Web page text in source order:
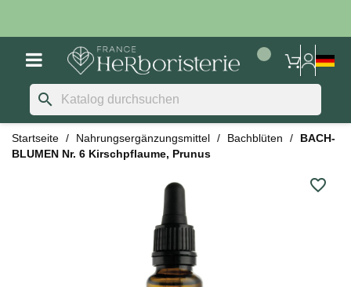
search
Startseite Nahrungsergänzungsmittel Bachblüten
BACH-
BLUMEN Nr. 6 Kirschpflaume, Prunus
favorite_border